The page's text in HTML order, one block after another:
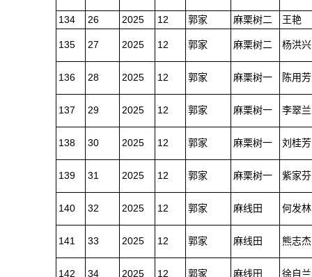
134 26 2025 12 郭家 麻栗树二 王艳
135 27 2025 12 郭家 麻栗树二 杨洪兴
136 28 2025 12 郭家 麻栗树一 陈用芳
137 29 2025 12 郭家 麻栗树一 李翠兰
138 30 2025 12 郭家 麻栗树一 刘桂芳
139 31 2025 12 郭家 麻栗树一 紫家芬
140 32 2025 12 郭家 麻线田 何发林
141 33 2025 12 郭家 麻线田 熊志杰
142 34 2025 12 郭家 麻线田 徐自兰